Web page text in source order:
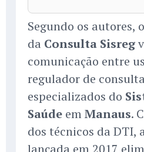
Segundo os autores,
da Consulta Sisreg
comunicação entre
regulador de
especializados do
Saúde emManaus.
dos técnicos da DTI,